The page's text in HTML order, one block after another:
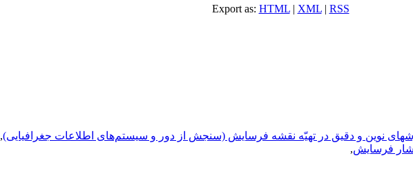
Export as: HTML| XML| RSS
نوین و دقیق در تهیّه نقشه فرسایش (سنجش از دور و سیستم‌های اطلاعات جغرافیایی),
فرسایش,